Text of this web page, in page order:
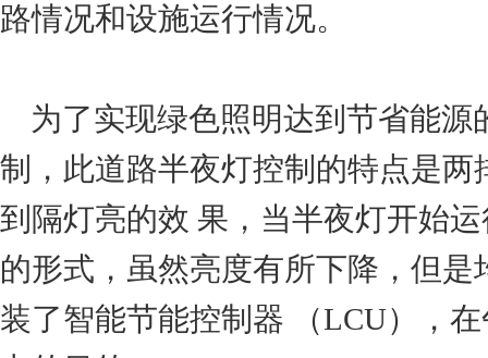
路情况和设施运行情况。
为了实现绿色照明达到节省能源
制，此道路半夜灯控制的特点是
到隔灯亮的效 果，当半夜灯开始
的形式，虽然亮度有所下降，但
装了智能节能控制器 （LCU），